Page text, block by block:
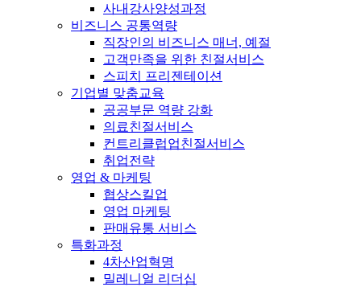
사내강사양성과정
비즈니스 공통역량
직장인의 비즈니스 매너, 예절
고객만족을 위한 친절서비스
스피치 프리젠테이션
기업별 맞춤교육
공공부문 역량 강화
의료친절서비스
컨트리클럽업친절서비스
취업전략
영업 & 마케팅
협상스킬업
영업 마케팅
판매유통 서비스
특화과정
4차산업혁명
밀레니얼 리더십